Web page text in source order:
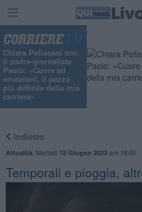
Chiara Pellacani oro,
il padre-giornalista
Paolo: «Cuore ed
emozioni, il pezzo
più difficile della mia
carriera»
Indietro
Attualità Martedì 13 Giugno 2023ore 18:00
Temporali e pioggia,